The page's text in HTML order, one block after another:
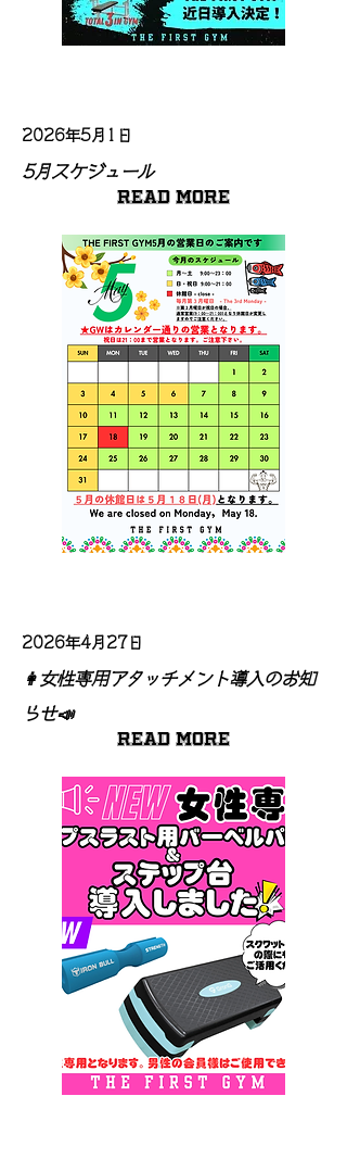
2026年5月1日
5月スケジュール
Read More
2026年4月27日
👩女性専用アタッチメント導入のお知
らせ📣
Read More